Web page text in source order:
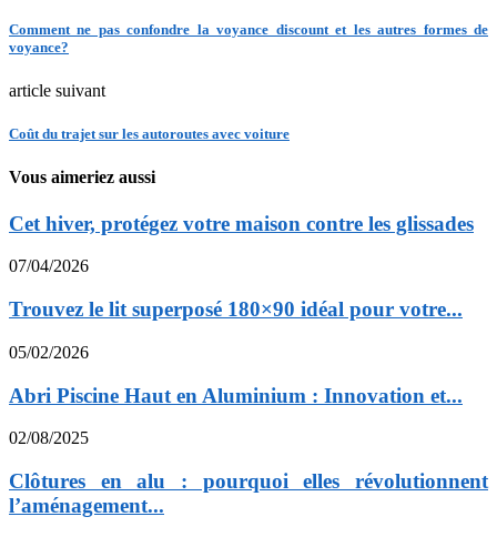
Comment ne pas confondre la voyance discount et les autres formes de
voyance?
article suivant
Coût du trajet sur les autoroutes avec voiture
Vous aimeriez aussi
Cet hiver, protégez votre maison contre les glissades
07/04/2026
Trouvez le lit superposé 180×90 idéal pour votre...
05/02/2026
Abri Piscine Haut en Aluminium : Innovation et...
02/08/2025
Clôtures en alu : pourquoi elles révolutionnent
l’aménagement...